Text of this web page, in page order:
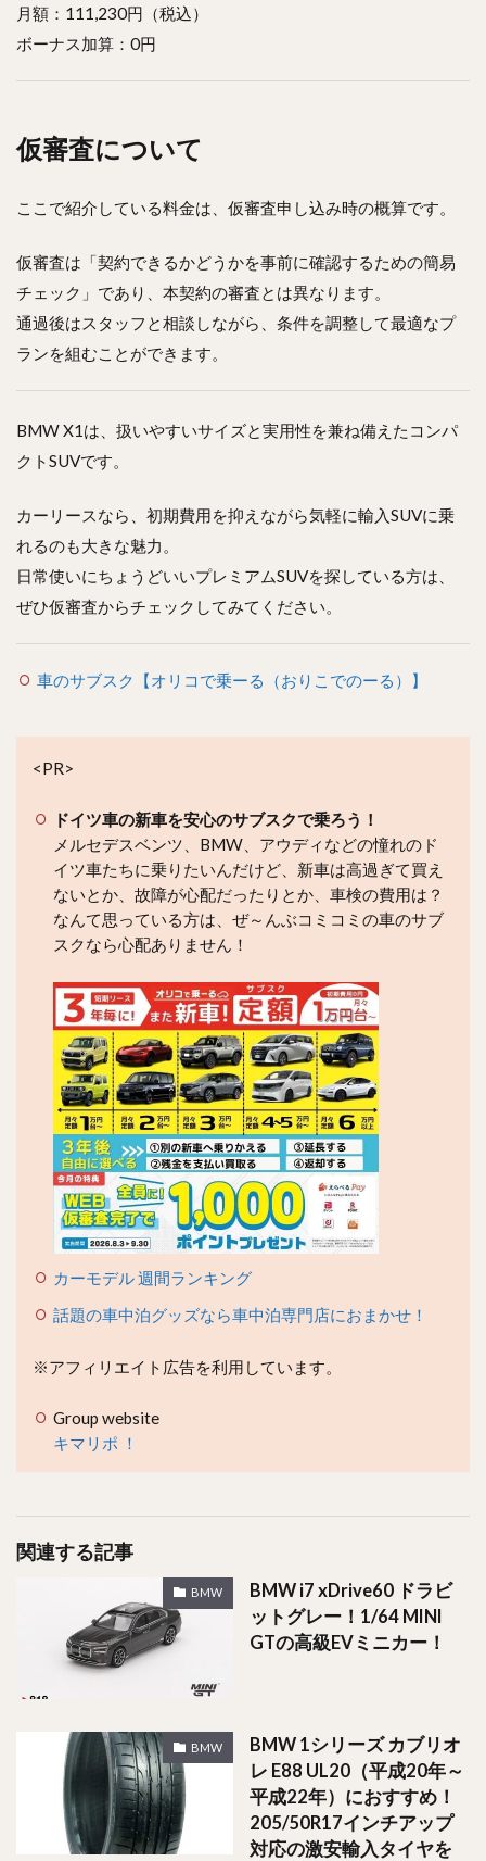
月額：111,230円（税込）
ボーナス加算：0円
仮審査について
ここで紹介している料金は、仮審査申し込み時の概算です。
仮審査は「契約できるかどうかを事前に確認するための簡易
チェック」であり、本契約の審査とは異なります。
通過後はスタッフと相談しながら、条件を調整して最適なプ
ランを組むことができます。
BMW X1は、扱いやすいサイズと実用性を兼ね備えたコンパ
クトSUVです。
カーリースなら、初期費用を抑えながら気軽に輸入SUVに乗
れるのも大きな魅力。
日常使いにちょうどいいプレミアムSUVを探している方は、
ぜひ仮審査からチェックしてみてください。
車のサブスク【オリコで乗ーる（おりこでのーる）】
<PR>
ドイツ車の新車を安心のサブスクで乗ろう！
メルセデスベンツ、BMW、アウディなどの憧れのド
イツ車たちに乗りたいんだけど、新車は高過ぎて買え
ないとか、故障が心配だったりとか、車検の費用は？
なんて思っている方は、ぜ～んぶコミコミの車のサブ
スクなら心配ありません！
カーモデル 週間ランキング
話題の車中泊グッズなら車中泊専門店におまかせ！
※アフィリエイト広告を利用しています。
Group website
キマリポ ！
関連する記事
BMW
BMW i7 xDrive60 ドラビ
ットグレー！1/64 MINI
GTの高級EVミニカー！
BMW
BMW 1シリーズ カブリオ
レ E88 UL20（平成20年～
平成22年）におすすめ！
205/50R17インチアップ
対応の激安輸入タイヤを